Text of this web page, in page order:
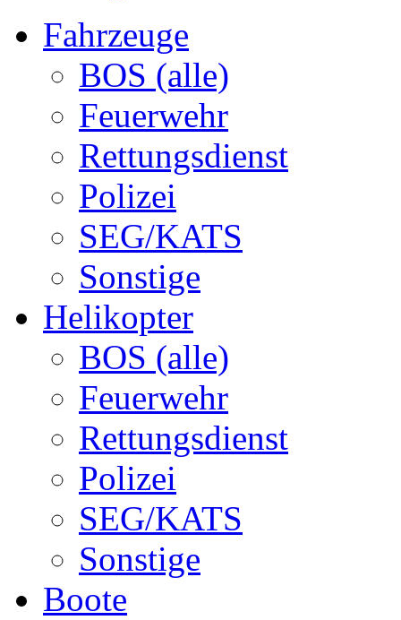
Fahrzeuge
BOS (alle)
Feuerwehr
Rettungsdienst
Polizei
SEG/KATS
Sonstige
Helikopter
BOS (alle)
Feuerwehr
Rettungsdienst
Polizei
SEG/KATS
Sonstige
Boote